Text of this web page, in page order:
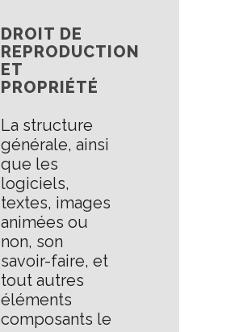
DROIT DE
REPRODUCTION
ET
PROPRIÉTÉ
La structure
générale, ainsi
que les
logiciels,
textes, images
animées ou
non, son
savoir-faire, et
tout autres
éléments
composants le